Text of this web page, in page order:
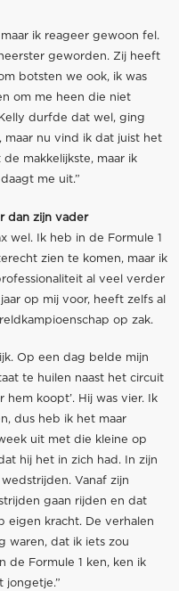
ik reageer gewoon fel.
geworden. Zij heeft
botsten we ook, ik was
om me heen die niet
durfde dat wel, ging
maar nu vind ik dat juist het
makkelijkste, maar ik
me uit.”
dan zijn vader
wel. Ik heb in de Formule 1
zien te komen, maar ik
al veel verder
op mij voor, heeft zelfs al
op zak.
Op een dag belde mijn
te huilen naast het circuit
koopt’. Hij was vier. Ik
dus heb ik het maar
uit met die kleine op
hij het in zich had. In zijn
Vanaf zijn
gaan rijden en dat
eigen kracht. De verhalen
waren, dat ik iets zou
de Formule 1 ken, ken ik
jongetje.”